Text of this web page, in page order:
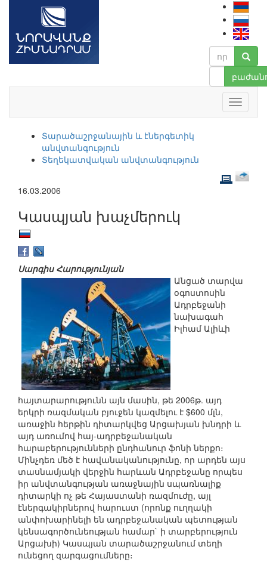
Տարածաշրջանային և էներգետիկ
անվտանգություն
Տեղեկատվական անվտանգություն
16.03.2006
Կասպյան խաչմերուկ
Սարգիս Հարությունյան
Անցած տարվա
օգոստոսին
Ադրբեջանի
նախագահ
Իլհամ Ալիևի
հայտարարությունն այն մասին, թե 2006թ. այդ
երկրի ռազմական բյուջեն կազմելու է $600 մլն,
առաջին հերթին դիտարկվեց Արցախյան խնդրի և
այդ առումով հայ-ադրբեջանական
հարաբերությունների ընդհանուր ֆոնի ներքո։
Մինչդեռ մեծ է հավանականությունը, որ արդեն այս
տասնամյակի վերջին հարևան Ադրբեջանը որպես
իր անվտանգության առաջնային սպառնալիք
դիտարկի ոչ թե Հայաստանի ռազմուժը, այլ
էներգակիրներով հարուստ (որոնք ուղղակի
անփոխարինելի են ադրբեջանական պետության
կենսագործունեության համար` ի տարբերություն
Արցախի) Կասպյան տարածաշրջանում տեղի
ունեցող զարգացումները։